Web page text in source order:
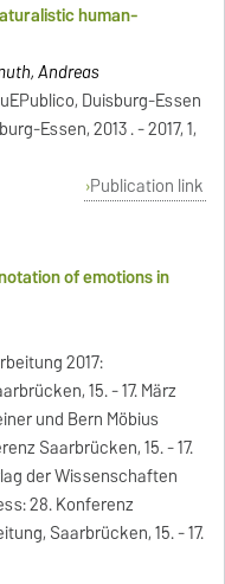
human-
Andreas
Duisburg-Essen
Essen, 2013 . - 2017, 1,
Publication link
of emotions in
2017:
15. - 17. März
und Bern Möbius
Saarbrücken, 15. - 17.
der Wissenschaften
28. Konferenz
Saarbrücken, 15. - 17.